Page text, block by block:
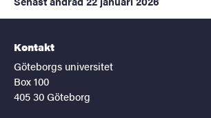
Kontakt
Göteborgs universitet
Box 100
405 30 Göteborg